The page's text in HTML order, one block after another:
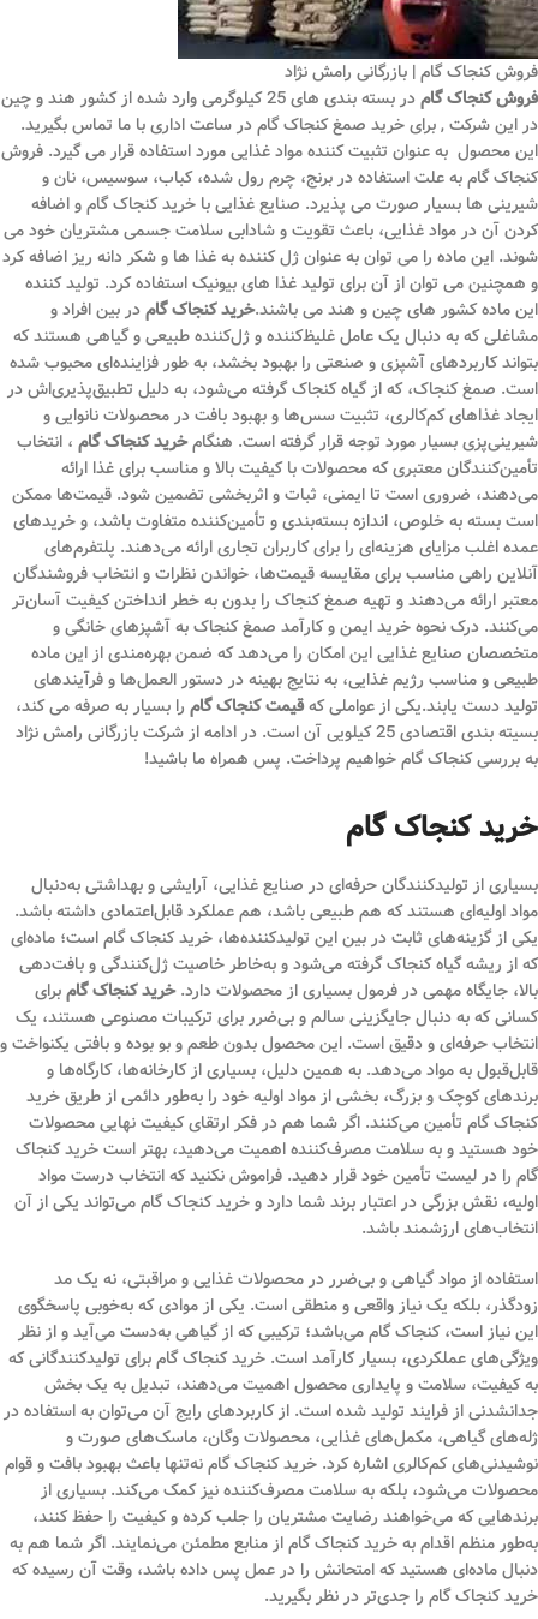
فروش کنجاک گام | بازرگانی رامش نژاد
فروش کنجاک گام
در بسته بندی های 25 کیلوگرمی وارد شده از کشور هند و چین
در این شرکت , برای خرید صمغ کنجاک گام در ساعت اداری با ما تماس بگیرید.
این محصول به عنوان تثبیت کننده مواد غذایی مورد استفاده قرار می گیرد. فروش
کنجاک گام به علت استفاده در برنج، چرم رول شده، کباب، سوسیس، نان و
شیرینی ها بسیار صورت می پذیرد. صنایع غذایی با خرید کنجاک گام و اضافه
کردن آن در مواد غذایی، باعث تقویت و شادابی سلامت جسمی مشتریان خود می
شوند. این ماده را می توان به عنوان ژل کننده به غذا ها و شکر دانه ریز اضافه کرد
و همچنین می توان از آن برای تولید غذا های بیونیک استفاده کرد. تولید کننده
این ماده کشور های چین و هند می باشند.خرید کنجاک گامدر بین افراد و
مشاغلی که به دنبال یک عامل غلیظ‌کننده و ژل‌کننده طبیعی و گیاهی هستند که
بتواند کاربردهای آشپزی و صنعتی را بهبود بخشد، به طور فزاینده‌ای محبوب شده
است. صمغ کنجاک، که از گیاه کنجاک گرفته می‌شود، به دلیل تطبیق‌پذیری‌اش در
ایجاد غذاهای کم‌کالری، تثبیت سس‌ها و بهبود بافت در محصولات نانوایی و
شیرینی‌پزی بسیار مورد توجه قرار گرفته است. هنگامخرید کنجاک گام ، انتخاب
تأمین‌کنندگان معتبری که محصولات با کیفیت بالا و مناسب برای غذا ارائه
می‌دهند، ضروری است تا ایمنی، ثبات و اثربخشی تضمین شود. قیمت‌ها ممکن
است بسته به خلوص، اندازه بسته‌بندی و تأمین‌کننده متفاوت باشد، و خریدهای
عمده اغلب مزایای هزینه‌ای را برای کاربران تجاری ارائه می‌دهند. پلتفرم‌های
آنلاین راهی مناسب برای مقایسه قیمت‌ها، خواندن نظرات و انتخاب فروشندگان
معتبر ارائه می‌دهند و تهیه صمغ کنجاک را بدون به خطر انداختن کیفیت آسان‌تر
می‌کنند. درک نحوه خرید ایمن و کارآمد صمغ کنجاک به آشپزهای خانگی و
متخصصان صنایع غذایی این امکان را می‌دهد که ضمن بهره‌مندی از این ماده
طبیعی و مناسب رژیم غذایی، به نتایج بهینه در دستور العمل‌ها و فرآیندهای
تولید دست یابند.یکی از عواملی کهقیمت کنجاک گام را بسیار به صرفه می کند،
بسیته بندی اقتصادی 25 کیلویی آن است. در ادامه از شرکت بازرگانی رامش نژاد
به بررسی کنجاک گام خواهیم پرداخت. پس همراه ما باشید!
خرید کنجاک گام
بسیاری از تولیدکنندگان حرفه‌ای در صنایع غذایی، آرایشی و بهداشتی به‌دنبال
مواد اولیه‌ای هستند که هم طبیعی باشد، هم عملکرد قابل‌اعتمادی داشته باشد.
یکی از گزینه‌های ثابت در بین این تولیدکننده‌ها، خرید کنجاک گام است؛ ماده‌ای
که از ریشه گیاه کنجاک گرفته می‌شود و به‌خاطر خاصیت ژل‌کنندگی و بافت‌دهی
بالا، جایگاه مهمی در فرمول بسیاری از محصولات دارد.خرید کنجاک گامبرای
کسانی که به دنبال جایگزینی سالم و بی‌ضرر برای ترکیبات مصنوعی هستند، یک
انتخاب حرفه‌ای و دقیق است. این محصول بدون طعم و بو بوده و بافتی یکنواخت و
قابل‌قبول به مواد می‌دهد. به همین دلیل، بسیاری از کارخانه‌ها، کارگاه‌ها و
برندهای کوچک و بزرگ، بخشی از مواد اولیه خود را به‌طور دائمی از طریق خرید
کنجاک گام تأمین می‌کنند. اگر شما هم در فکر ارتقای کیفیت نهایی محصولات
خود هستید و به سلامت مصرف‌کننده اهمیت می‌دهید، بهتر است خرید کنجاک
گام را در لیست تأمین خود قرار دهید. فراموش نکنید که انتخاب درست مواد
اولیه، نقش بزرگی در اعتبار برند شما دارد و خرید کنجاک گام می‌تواند یکی از آن
انتخاب‌های ارزشمند باشد.
استفاده از مواد گیاهی و بی‌ضرر در محصولات غذایی و مراقبتی، نه یک مد
زودگذر، بلکه یک نیاز واقعی و منطقی است. یکی از موادی که به‌خوبی پاسخگوی
این نیاز است، کنجاک گام می‌باشد؛ ترکیبی که از گیاهی به‌دست می‌آید و از نظر
ویژگی‌های عملکردی، بسیار کارآمد است. خرید کنجاک گام برای تولیدکنندگانی که
به کیفیت، سلامت و پایداری محصول اهمیت می‌دهند، تبدیل به یک بخش
جدانشدنی از فرایند تولید شده است. از کاربردهای رایج آن می‌توان به استفاده در
ژله‌های گیاهی، مکمل‌های غذایی، محصولات وگان، ماسک‌های صورت و
نوشیدنی‌های کم‌کالری اشاره کرد. خرید کنجاک گام نه‌تنها باعث بهبود بافت و قوام
محصولات می‌شود، بلکه به سلامت مصرف‌کننده نیز کمک می‌کند. بسیاری از
برندهایی که می‌خواهند رضایت مشتریان را جلب کرده و کیفیت را حفظ کنند،
به‌طور منظم اقدام به خرید کنجاک گام از منابع مطمئن می‌نمایند. اگر شما هم به
دنبال ماده‌ای هستید که امتحانش را در عمل پس داده باشد، وقت آن رسیده که
خرید کنجاک گام را جدی‌تر در نظر بگیرید.